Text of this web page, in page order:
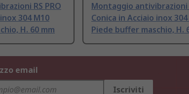
RS PRO
304 M10
H. 60 mm
Montaggio antivibrazioni
Conica in Acciaio inox
Piede buffer maschio, H.
email
Iscriviti